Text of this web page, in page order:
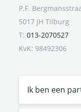
P.F.
5017 JH Tilburg
T: 013-2070527
KvK: 98492306
Ik ben een